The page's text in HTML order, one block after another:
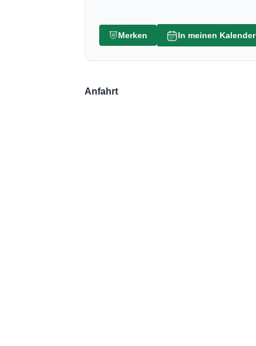
Merken In meinen Kalender
Anfahrt